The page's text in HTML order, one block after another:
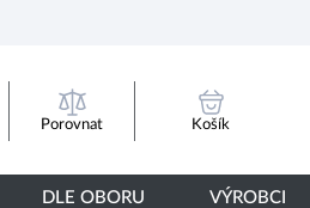
Porovnat Košík
DLE OBORU VÝROBCI